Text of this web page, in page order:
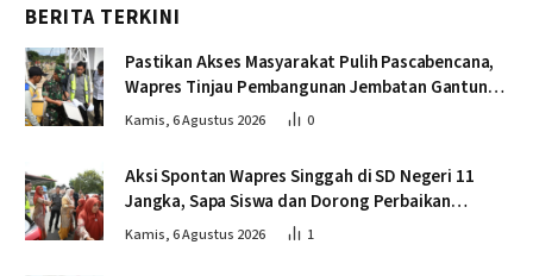
BERITA TERKINI
Pastikan Akses Masyarakat Pulih Pascabencana,
Wapres Tinjau Pembangunan Jembatan Gantung
Kendawi
Kamis, 6 Agustus 2026 0
Aksi Spontan Wapres Singgah di SD Negeri 11
Jangka, Sapa Siswa dan Dorong Perbaikan
Sekolah
Kamis, 6 Agustus 2026 1